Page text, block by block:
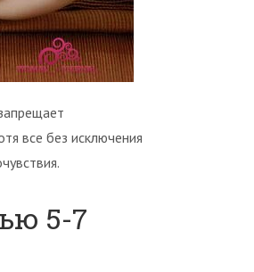
все без исключения
5-7